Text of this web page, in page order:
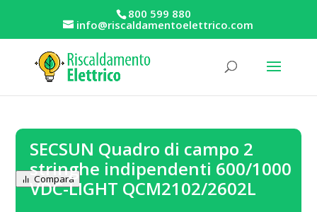
800 599 880
info@riscaldamentoelettrico.com
SECSUN Quadro di campo 2
stringhe indipendenti 600/1000
VDC-LIGHT QCM2102/2602L
Compara